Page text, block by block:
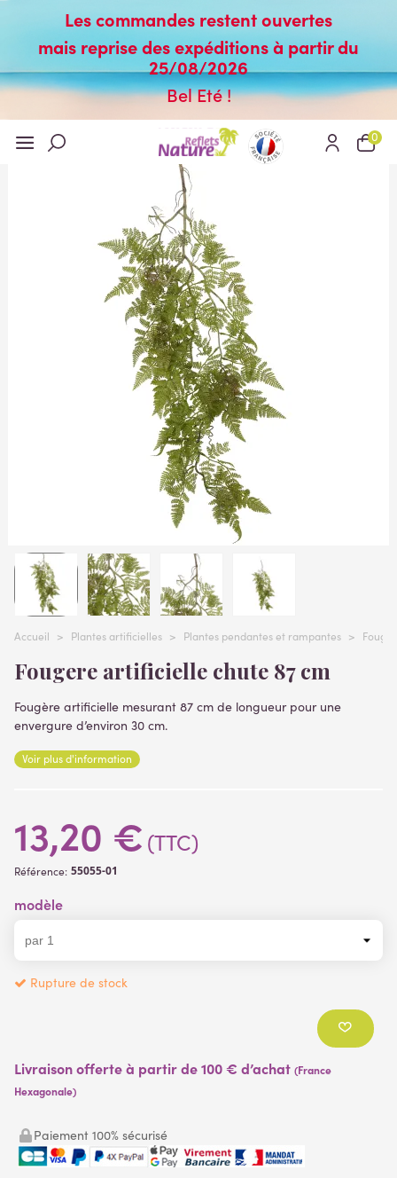
Les commandes restent ouvertes
mais reprise des expéditions à partir du
25/08/2026
Bel Eté !
0
Accueil > Plantes artificielles > Plantes pendantes et rampantes >
Fougere artificielle chute 87 cm
Fougère artificielle mesurant 87 cm de longueur pour une
envergure d’environ 30 cm.
Voir plus d'information
13,20 € (TTC)
Référence: 55055-01
modèle
Rupture de stock
Livraison offerte à partir de 100 € d’achat (France
Hexagonale)
Paiement 100% sécurisé